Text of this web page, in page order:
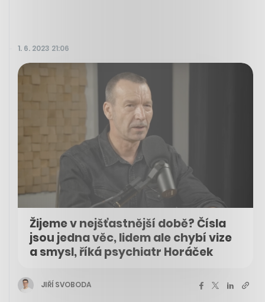
1. 6. 2023 21:06
Žijeme v nejšťastnější době? Čísla
jsou jedna věc, lidem ale chybí vize
a smysl, říká psychiatr Horáček
JIŘÍ SVOBODA